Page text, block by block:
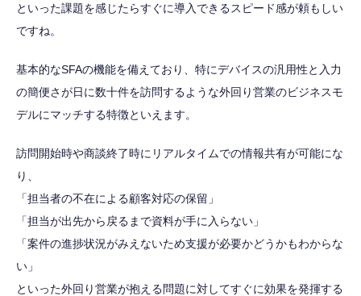
といった課題を感じたらすぐに導入できるスピード感が頼もしい
ですね。
基本的なSFAの機能を備えており、特にデバイスの汎用性と入力
の簡便さが日に数十件を訪問するような外回り営業のビジネスモ
デルにマッチする特徴といえます。
訪問開始時や商談終了時にリアルタイムでの情報共有が可能にな
り、
「担当者の不在による顧客対応の保留」
「担当が出先から戻るまで資料が手に入らない」
「案件の進捗状況がみえないため支援が必要かどうかもわからな
い」
といった外回り営業が抱える問題に対してすぐに効果を発揮する